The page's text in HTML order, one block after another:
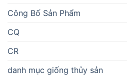
Công Bố Sản Phẩm
CQ
CR
danh mục giống thủy sản